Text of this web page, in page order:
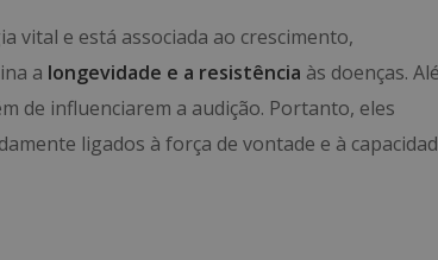
vital e está associada ao crescimento,
a longevidade e a resistência às doenças.
de influenciarem a audição. Portanto, eles
ligados à força de vontade e à